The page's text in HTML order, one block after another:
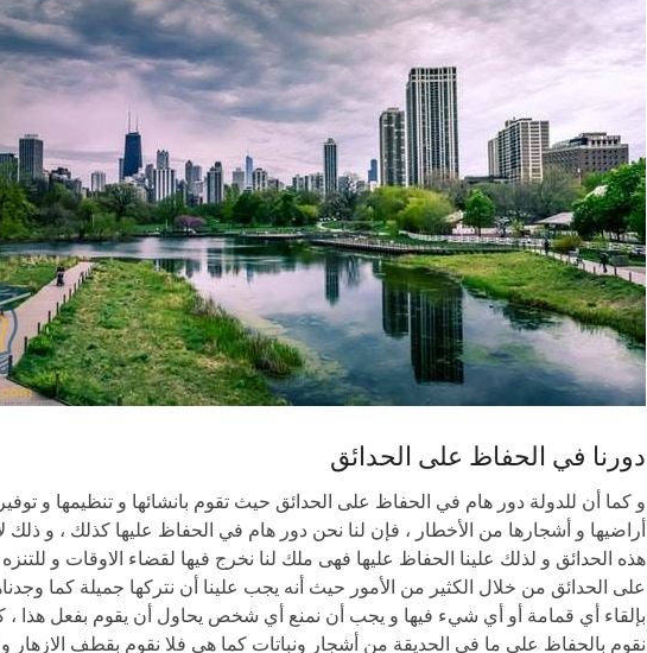
دورنا في الحفاظ على الحدائق
و كما أن للدولة دور هام في الحفاظ على الحدائق حيث تقوم بانشائها و تنظيمها و
أراضيها و أشجارها من الأخطار ، فإن لنا نحن دور هام في الحفاظ عليها كذلك ، و ذلك
هذه الحدائق و لذلك علينا الحفاظ عليها فهى ملك لنا نخرج فيها لقضاء الاوقات و
على الحدائق من خلال الكثير من الأمور حيث أنه يجب علينا أن نتركها جميلة كما
بإلقاء أي قمامة أو أي شيء فيها و يجب أن نمنع أي شخص يحاول أن يقوم بفعل هذا ،
نقوم بالحفاظ على ما في الحديقة من أشجار ونباتات كما هى فلا نقوم بقطف الازهار و